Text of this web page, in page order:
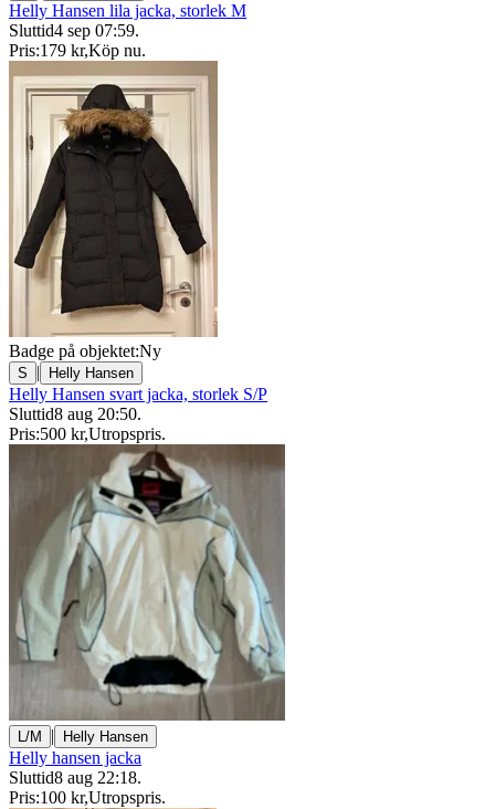
Helly Hansen lila jacka, storlek M
Sluttid4 sep 07:59.
Pris:179 kr,Köp nu.
Badge på objektet:Ny
S | Helly Hansen
Helly Hansen svart jacka, storlek S/P
Sluttid8 aug 20:50.
Pris:500 kr,Utropspris.
L/M | Helly Hansen
Helly hansen jacka
Sluttid8 aug 22:18.
Pris:100 kr,Utropspris.